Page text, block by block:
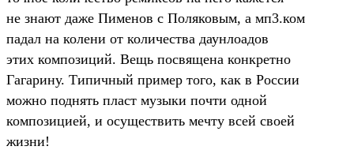
не знают даже Пименов с Поляковым, а мп3.ком
падал на колени от количества даунлоадов
этих композиций. Вещь посвящена конкретно
Гагарину. Типичный пример того, как в России
можно поднять пласт музыки почти одной
композицией, и осуществить мечту всей своей
жизни!